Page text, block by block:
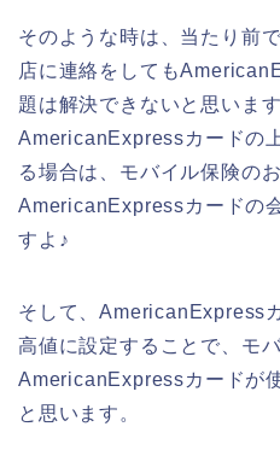
そのような時は、当たり前
店に連絡をしても
題は解決できないと思います
AmericanExpressカードの
る場合は、モバイル保険の
AmericanExpressカードの
すよ♪
そして、AmericanExpress
高値に設定することで、モ
AmericanExpressカードが
と思います。